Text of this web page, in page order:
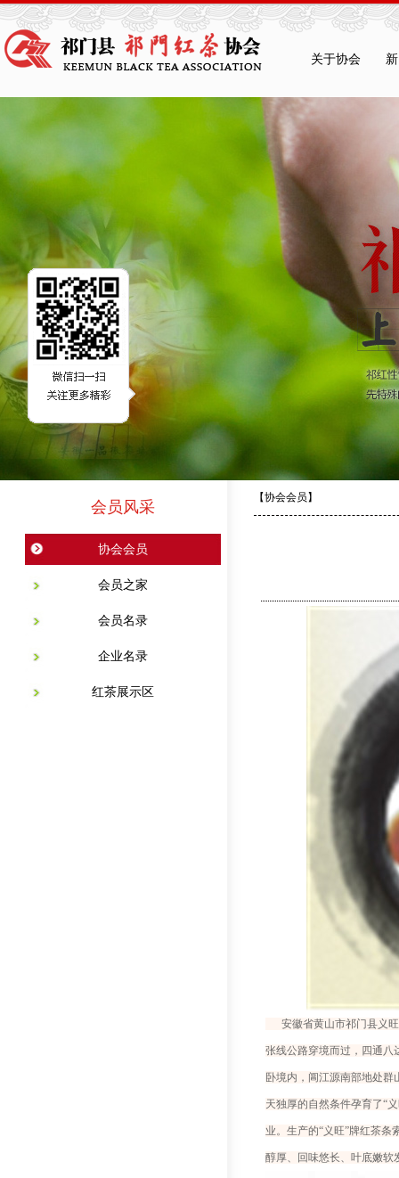
关于协会
会员风采
协会会员
会员之家
会员名录
企业名录
红茶展示区
【协会会员】
安徽省黄山市祁门县义旺
张线公路穿境而过，四通
卧境内，阊江源南部地处
天独厚的自然条件孕育了“
业。生产的“义旺”牌红茶条
醇厚、回味悠长、叶底嫩软